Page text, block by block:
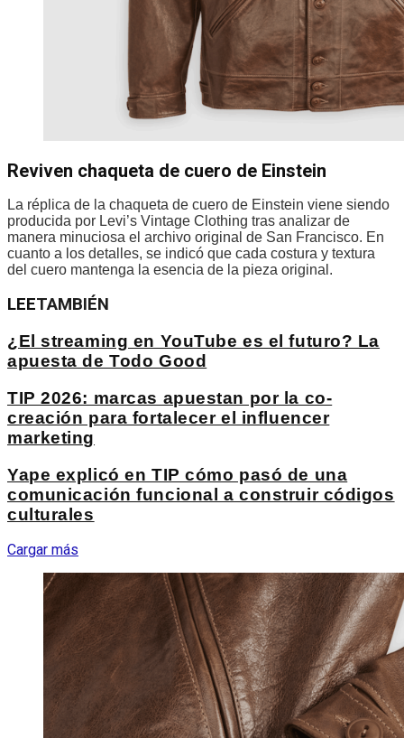
Reviven chaqueta de cuero de Einstein
La réplica de la chaqueta de cuero de Einstein viene siendo
producida por Levi’s Vintage Clothing tras analizar de
manera minuciosa el archivo original de San Francisco. En
cuanto a los detalles, se indicó que cada costura y textura
del cuero mantenga la esencia de la pieza original.
LEETAMBIÉN
¿El streaming en YouTube es el futuro? La
apuesta de Todo Good
TIP 2026: marcas apuestan por la co-
creación para fortalecer el influencer
marketing
Yape explicó en TIP cómo pasó de una
comunicación funcional a construir códigos
culturales
Cargar más